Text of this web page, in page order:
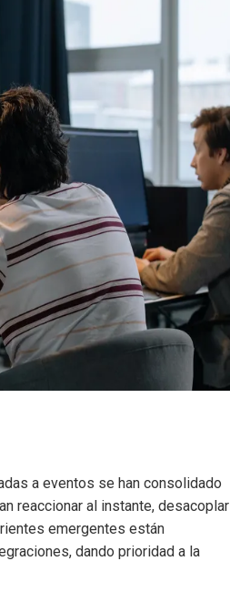
a eventos se han consolidado
reaccionar al instante, desacoplar
emergentes están
dando prioridad a la